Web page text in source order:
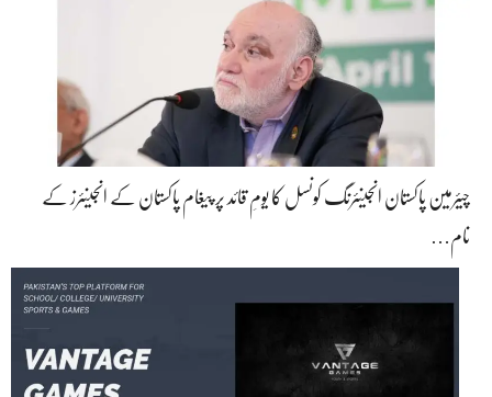
چیئرمین پاکستان انجینئرنگ کونسل کا یومِ قائد پر پیغام پاکستان کے انجینئرز کے
نام…